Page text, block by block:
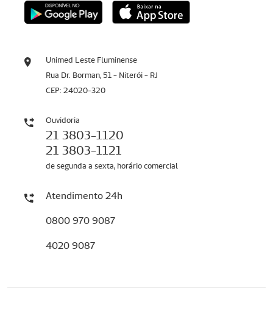
Unimed Leste Fluminense
Rua Dr. Borman, 51 - Niterói - RJ
CEP: 24020-320
Ouvidoria
21 3803-1120
21 3803-1121
de segunda a sexta, horário comercial
Atendimento 24h
0800 970 9087
4020 9087